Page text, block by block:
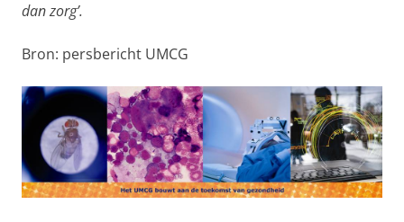
dan zorg’.
Bron: persbericht UMCG